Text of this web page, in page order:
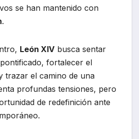
se han mantenido con
.
León XIV busca sentar
fortalecer el
trazar el camino de una
profundas tensiones, pero
de redefinición ante